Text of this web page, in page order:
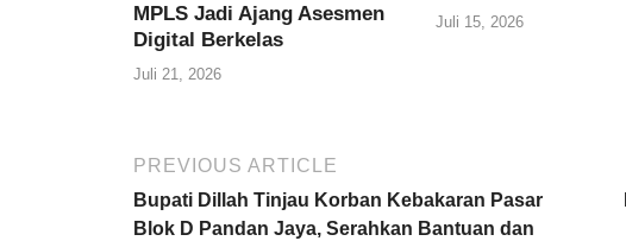
MPLS Jadi Ajang Asesmen
Digital Berkelas
Juli 21, 2026
Juli 15, 2026
PREVIOUS ARTICLE
Bupati Dillah Tinjau Korban Kebakaran Pasar
Blok D Pandan Jaya, Serahkan Bantuan dan